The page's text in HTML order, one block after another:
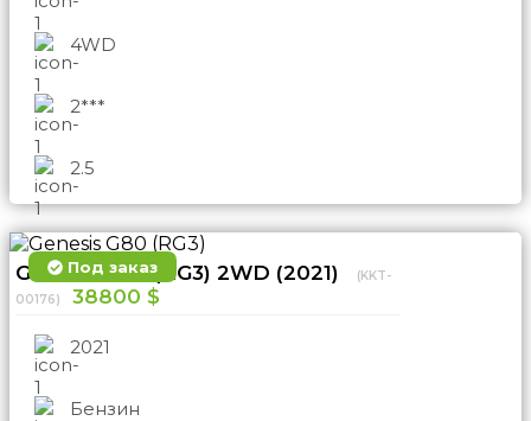
4WD
2***
2.5
Под заказ
Genesis G80 (RG3) 2WD (2021)
(KKT-
00176)
38800 $
2021
Бензин